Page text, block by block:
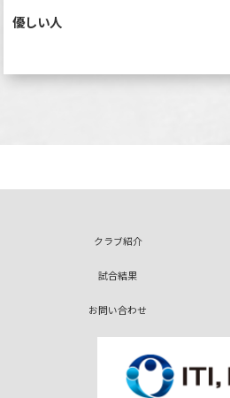
優しい人
クラブ紹介
試合結果
お問い合わせ